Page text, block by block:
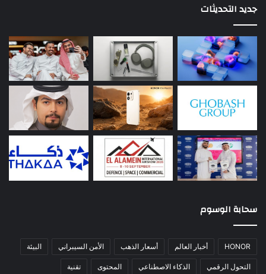
جديد التحديثات
سحابة الوسوم
HONOR أخبار العالم أسعار الذهب الأمن السيبراني البيئة
التحول الرقمي الذكاء الاصطناعي المحتوى تقنية